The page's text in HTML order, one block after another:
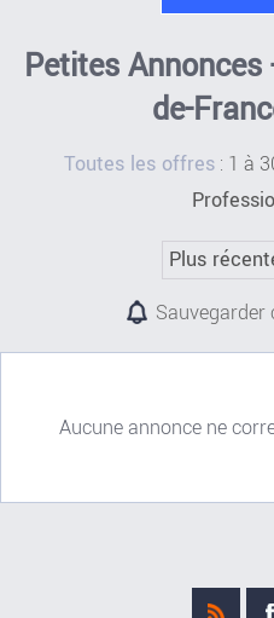
Petites Annonces
de-
Toutes les offres : 1 à
Sauvegarder
Aucune annonce ne